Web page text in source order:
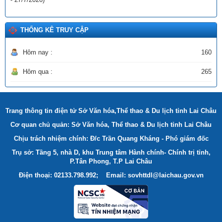
THỐNG KÊ TRUY CẬP
Hôm nay : 160
Hôm qua : 265
Trang thông tin điện tử Sở Văn hóa,Thể thao & Du lịch tỉnh Lai Châu
Cơ quan chủ quản: Sở Văn hóa, Thể thao & Du lịch tỉnh Lai Châu
Chịu trách nhiệm chính: Đ/c Trần Quang Kháng - Phó giám đốc
Trụ sở: Tầng 5, nhà D, khu Trung tâm Hành chính- Chính trị tỉnh,
P.Tân Phong, T.P Lai Châu
Điện thoại: 02133.798.992; Email: sovhttdl@laichau.gov.vn